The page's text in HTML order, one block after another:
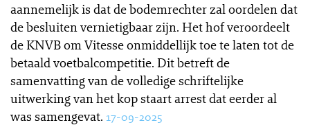
aannemelijk is dat de bodemrechter zal oordelen dat
de besluiten vernietigbaar zijn. Het hof veroordeelt
de KNVB om Vitesse onmiddellijk toe te laten tot de
betaald voetbalcompetitie. Dit betreft de
samenvatting van de volledige schriftelijke
uitwerking van het kop staart arrest dat eerder al
was samengevat. 17-09-2025